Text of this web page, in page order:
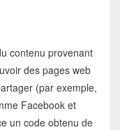
contenu provenant
des pages web
(par exemple,
Facebook et
un code obtenu de